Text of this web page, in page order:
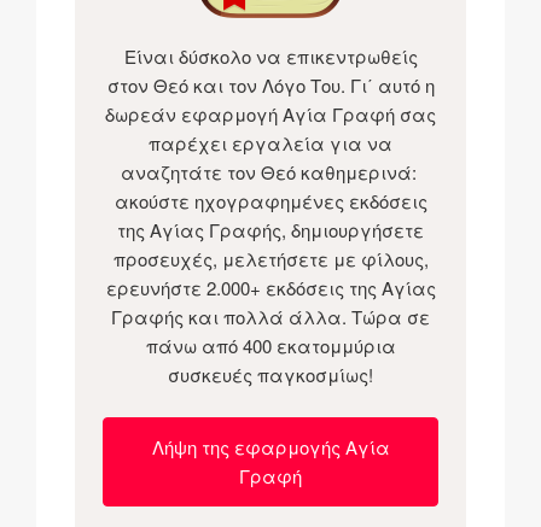
Είναι δύσκολο να επικεντρωθείς
στον Θεό και τον Λόγο Του. Γι΄ αυτό η
δωρεάν εφαρμογή Αγία Γραφή σας
παρέχει εργαλεία για να
αναζητάτε τον Θεό καθημερινά:
ακούστε ηχογραφημένες εκδόσεις
της Αγίας Γραφής, δημιουργήσετε
προσευχές, μελετήσετε με φίλους,
ερευνήστε 2.000+ εκδόσεις της Αγίας
Γραφής και πολλά άλλα. Τώρα σε
πάνω από 400 εκατομμύρια
συσκευές παγκοσμίως!
Λήψη της εφαρμογής Αγία
Γραφή